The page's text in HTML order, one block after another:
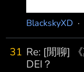
BlackskyXD ·
31 Re: [閒聊]
DEI？